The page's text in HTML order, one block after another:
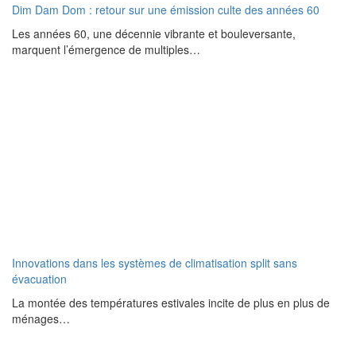
Dim Dam Dom : retour sur une émission culte des années 60
Les années 60, une décennie vibrante et bouleversante,
marquent l’émergence de multiples…
Innovations dans les systèmes de climatisation split sans
évacuation
La montée des températures estivales incite de plus en plus de
ménages…